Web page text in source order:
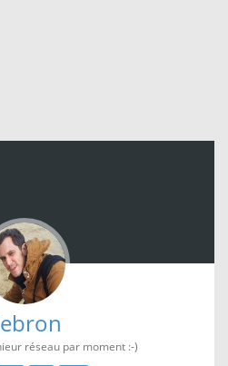
réseau par moment :-)